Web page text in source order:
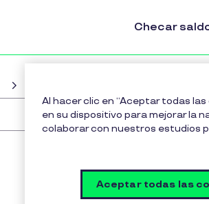
Checar
Al hacer clic en “Aceptar todas
en su dispositivo para mejorar la
colaborar con nuestros estudios
Aceptar todas las